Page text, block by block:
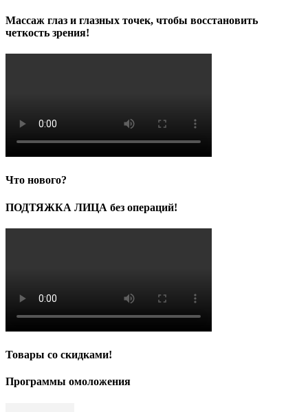
Массаж глаз и глазных точек, чтобы восстановить
четкость зрения!
Что нового?
ПОДТЯЖКА ЛИЦА без операций!
Товары со скидками!
Программы омоложения